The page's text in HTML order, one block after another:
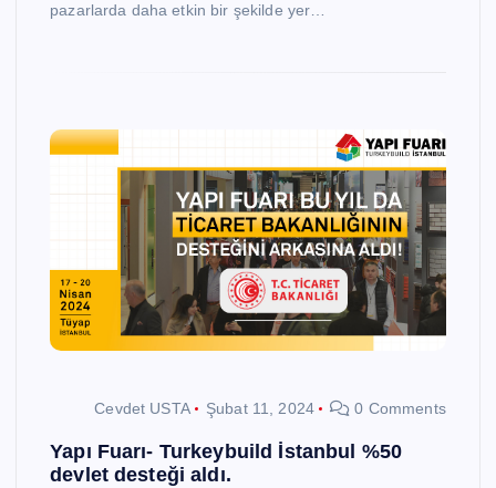
pazarlarda daha etkin bir şekilde yer…
Cevdet USTA Şubat 11, 2024 0 Comments
Yapı Fuarı- Turkeybuild İstanbul %50
devlet desteği aldı.